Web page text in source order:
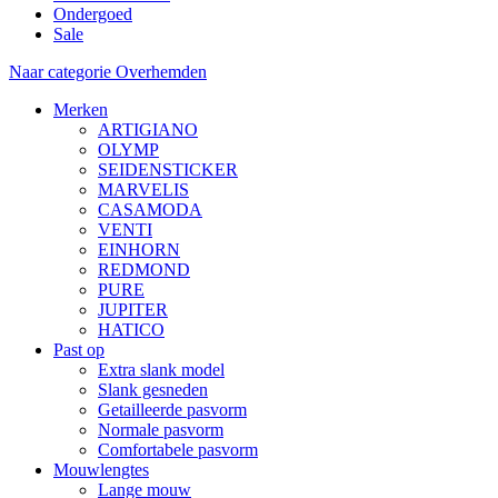
Ondergoed
Sale
Naar categorie Overhemden
Merken
ARTIGIANO
OLYMP
SEIDENSTICKER
MARVELIS
CASAMODA
VENTI
EINHORN
REDMOND
PURE
JUPITER
HATICO
Past op
Extra slank model
Slank gesneden
Getailleerde pasvorm
Normale pasvorm
Comfortabele pasvorm
Mouwlengtes
Lange mouw